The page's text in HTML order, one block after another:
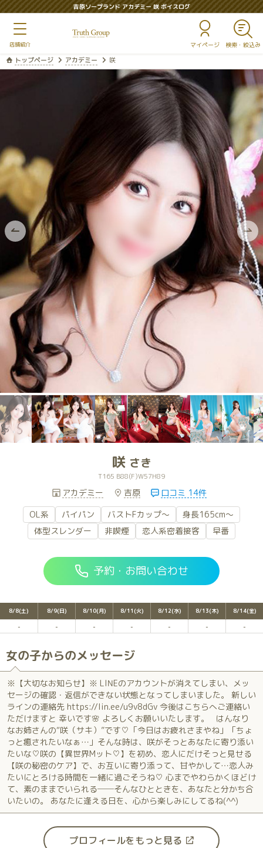
吉原ソープランド アカデミー 咲 ボイスログ
マイページ
トップページ アカデミー 咲
咲 さき
T165 B88(F)W57H89
アカデミー 吉原 口コミ 14件
次
OL系 パイパン バストFカップ～
身長165cm～
体型スレンダー
非喫煙 恋人系密着接客 早番
予約・お問い合わせ
8/8(土) 8/9(日) 8/10(月) 8/11(火) 8/12(水) 8/13(木) 8/14(金)
女の子からのメッセージ
※【大切なお知らせ】※ LINEのアカウントが消えてしまい、メッ
セージの確認・返信ができない状態となってしまいました。 新しい
ラインの連絡先 https://lin.ee/u9v8dGv 今後はこちらへご連絡い
ただけますと 幸いです🌸 よろしくお願いいたします。 はんなり
なお姉さんの“咲（サキ）”です♡「今日はお疲れさまやね」「ちょ
っと癒されたいなぁ…」そんな時は、咲がそっとあなたに寄り添い
たいな♡咲の【異世界Mット♡】を初め、恋人にだけそっと見せる
【咲の秘密のケア】で、お互いに寄り添って、甘やかして…恋人み
たいにとろける時間を一緒に過ごそうね♡ 心までやわらかくほどけ
て、素のままでいられる──そんなひとときを、あなたと分かち合
いたいの。 あなたに逢える日を、心から楽しみにしてるね(^^)
プロフィールをもっと見る